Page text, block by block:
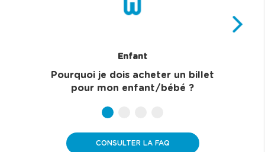
Enfant
Pourquoi je dois acheter un billet
pour mon enfant/bébé ?
b
t
t
t
t
CONSULTER LA FAQ